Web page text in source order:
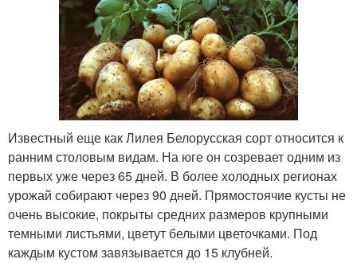
Известный еще как Лилея Белорусская сорт относится к
ранним столовым видам. На юге он созревает одним из
первых уже через 65 дней. В более холодных регионах
урожай собирают через 90 дней. Прямостоячие кусты не
очень высокие, покрыты средних размеров крупными
темными листьями, цветут белыми цветочками. Под
каждым кустом завязывается до 15 клубней.